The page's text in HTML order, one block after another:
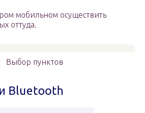
мобильном осуществить
оттуда.
Выбор пунктов
Bluetooth